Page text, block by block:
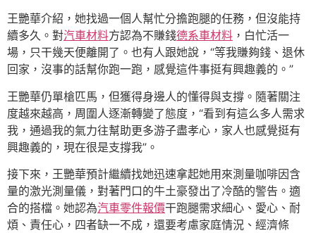
王艷華介紹，她找過一個人幫忙分擔跑腿的任務，但沒能持
續多久。對汽車材料方認為不賺錢德系車材料 ，白忙活一
場，只干幾天便離開了。也有人跟她說，“等我賺夠錢、退休
回家，沒事的話幫你跑一跑，感覺這件事挺有興趣義的。”
王艷華仍單槍匹馬，但獲得身邊人的懂得與支撐。隨著關注
度越來越高，周圍人逐漸轉變了態度，“看到有這么多人需求
我，通過我的氣力往幫助更多游子盡孝心，家人也感覺挺有
興趣義的，現在很是支撐我”。
接下來，王艷華預計繼續找她迅速拿起她用來測量咖啡因含
量的激光測量儀，對著門口的牛土豪發出了冷酷的警告。適
合的搭檔。她認為汽車零件報價干跑腿需求細心、愛心、耐
煩、責任心，四者缺一不成，還要考慮家庭情況、經濟條